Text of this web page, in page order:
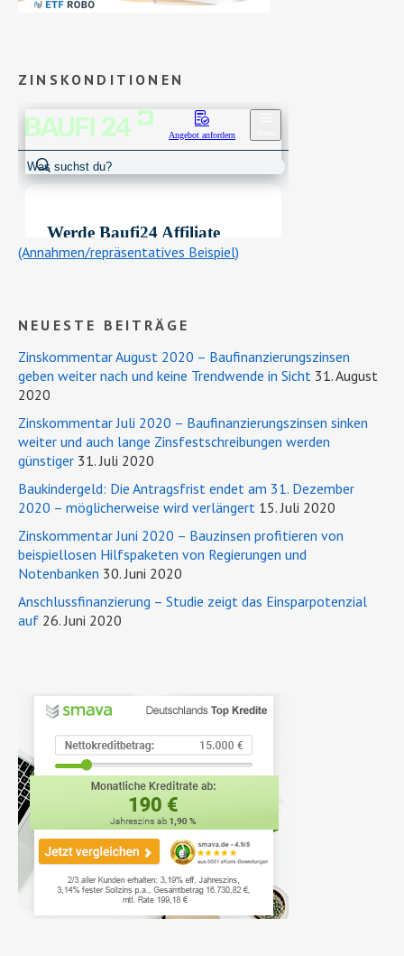
ZINSKONDITIONEN
(Annahmen/repräsentatives Beispiel)
NEUESTE BEITRÄGE
Zinskommentar August 2020 – Baufinanzierungszinsen
geben weiter nach und keine Trendwende in Sicht 31. August
2020
Zinskommentar Juli 2020 – Baufinanzierungszinsen sinken
weiter und auch lange Zinsfestschreibungen werden
günstiger 31. Juli 2020
Baukindergeld: Die Antragsfrist endet am 31. Dezember
2020 – möglicherweise wird verlängert 15. Juli 2020
Zinskommentar Juni 2020 – Bauzinsen profitieren von
beispiellosen Hilfspaketen von Regierungen und
Notenbanken 30. Juni 2020
Anschlussfinanzierung – Studie zeigt das Einsparpotenzial
auf 26. Juni 2020